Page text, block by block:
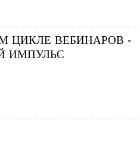
ЦИКЛЕ ВЕБИНАРОВ -
ИМПУЛЬС